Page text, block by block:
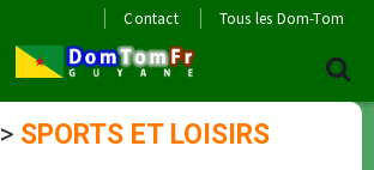
Contact Tous les Dom-Tom
> SPORTS ET LOISIRS